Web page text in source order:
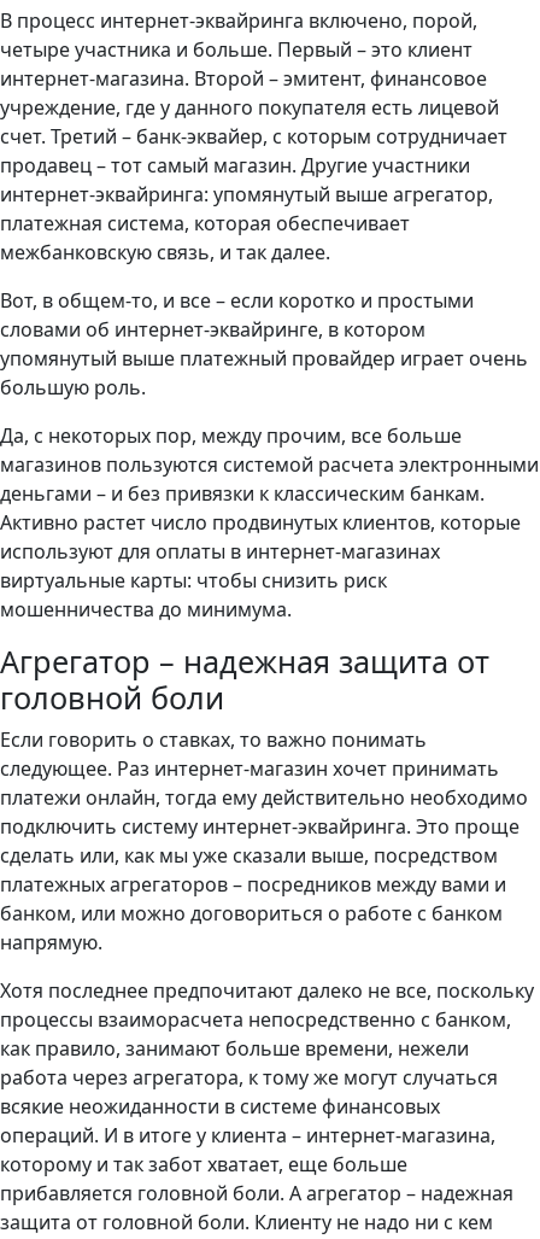
В процесс интернет-эквайринга включено, порой,
четыре участника и больше. Первый – это клиент
интернет-магазина. Второй – эмитент, финансовое
учреждение, где у данного покупателя есть лицевой
счет. Третий – банк-эквайер, с которым сотрудничает
продавец – тот самый магазин. Другие участники
интернет-эквайринга: упомянутый выше агрегатор,
платежная система, которая обеспечивает
межбанковскую связь, и так далее.
Вот, в общем-то, и все – если коротко и простыми
словами об интернет-эквайринге, в котором
упомянутый выше платежный провайдер играет очень
большую роль.
Да, с некоторых пор, между прочим, все больше
магазинов пользуются системой расчета электронными
деньгами – и без привязки к классическим банкам.
Активно растет число продвинутых клиентов, которые
используют для оплаты в интернет-магазинах
виртуальные карты: чтобы снизить риск
мошенничества до минимума.
Агрегатор – надежная защита от
головной боли
Если говорить о ставках, то важно понимать
следующее. Раз интернет-магазин хочет принимать
платежи онлайн, тогда ему действительно необходимо
подключить систему интернет-эквайринга. Это проще
сделать или, как мы уже сказали выше, посредством
платежных агрегаторов – посредников между вами и
банком, или можно договориться о работе с банком
напрямую.
Хотя последнее предпочитают далеко не все, поскольку
процессы взаиморасчета непосредственно с банком,
как правило, занимают больше времени, нежели
работа через агрегатора, к тому же могут случаться
всякие неожиданности в системе финансовых
операций. И в итоге у клиента – интернет-магазина,
которому и так забот хватает, еще больше
прибавляется головной боли. А агрегатор – надежная
защита от головной боли. Клиенту не надо ни с кем